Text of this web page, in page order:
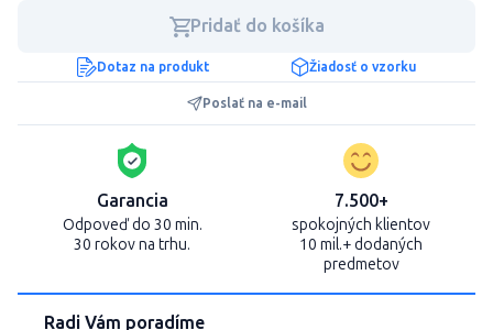
Pridať do košíka
Dotaz na produkt Žiadosť o vzorku
Poslať na e-mail
Garancia
Odpoveď do 30 min.
30 rokov na trhu.
7.500+
spokojných klientov
10 mil.+ dodaných
predmetov
Radi Vám poradíme